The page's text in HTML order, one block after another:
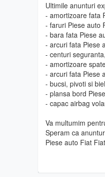
Ultimile anunturi
- amortizoare fata
- faruri Piese auto
- bara fata Piese
- arcuri fata Piese
- centuri
- amortizoare
- arcuri fata Piese
- bucsi, pivoti si
- plansa bord
- capac airbag
Va multumim
Speram ca
Piese auto Fiat